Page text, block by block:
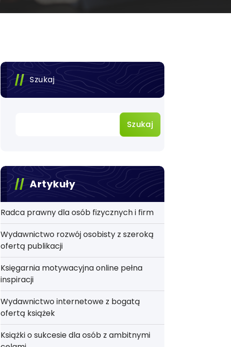
Szukaj
Szukaj
Artykuły
Radca prawny dla osób fizycznych i firm
Wydawnictwo rozwój osobisty z szeroką
ofertą publikacji
Księgarnia motywacyjna online pełna
inspiracji
Wydawnictwo internetowe z bogatą
ofertą książek
Książki o sukcesie dla osób z ambitnymi